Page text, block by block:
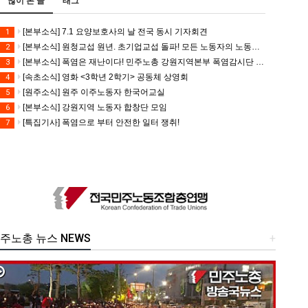
1 [본부소식] 7.1 요양보호사의 날 전국 동시 기자회견
2 [본부소식] 원청교섭 원년. 초기업교섭 돌파! 모든 노동자의 노동기본권 쟁취! 민주노총 7.15 총파업대회
3 [본부소식] 폭염은 재난이다! 민주노총 강원지역본부 폭염감시단 선포 기자회견
4 [속초소식] 영화 <3학년 2학기> 공동체 상영회
5 [원주소식] 원주 이주노동자 한국어교실
6 [본부소식] 강원지역 노동자 합창단 모임
7 [특집기사] 폭염으로 부터 안전한 일터 쟁취!
+
노총 뉴스 NEWS